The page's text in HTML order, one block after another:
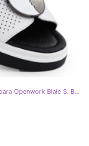
S.Barski Sandalias de cuero para mujeres para Openwork Białe S. Barski LR51-788 blanco